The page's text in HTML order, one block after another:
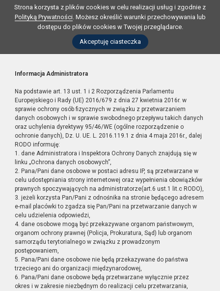
Strona korzysta z plików cookies w celu realizacji usług i zgodnie z
Polityką Prywatności. Możesz określić warunki przechowywania lub
dostępu do plików cookies w Twojej przeglądarce.
Akceptuję ciasteczka
Informacja Administratora
Na podstawie art. 13 ust. 1 i 2 Rozporządzenia Parlamentu
Europejskiego i Rady (UE) 2016/679 z dnia 27 kwietnia 2016r. w
sprawie ochrony osób fizycznych w związku z przetwarzaniem
danych osobowych i w sprawie swobodnego przepływu takich danych
oraz uchylenia dyrektywy 95/46/WE (ogólne rozporządzenie o
ochronie danych), Dz. U. UE. L. 2016.119.1 z dnia 4 maja 2016r., dalej
RODO informuję:
1. dane Administratora i Inspektora Ochrony Danych znajdują się w
linku „Ochrona danych osobowych”,
2. Pana/Pani dane osobowe w postaci adresu IP, są przetwarzane w
celu udostępniania strony internetowej oraz wypełnienia obowiązków
prawnych spoczywających na administratorze(art.6 ust.1 lit.c RODO),
3. jeżeli korzysta Pan/Pani z odnośnika na stronie będącego adresem
e-mail placówki to zgadza się Pan/Pani na przetwarzanie danych w
celu udzielenia odpowiedzi,
4. dane osobowe mogą być przekazywane organom państwowym,
organom ochrony prawnej (Policja, Prokuratura, Sąd) lub organom
samorządu terytorialnego w związku z prowadzonym
postępowaniem,
5. Pana/Pani dane osobowe nie będą przekazywane do państwa
trzeciego ani do organizacji międzynarodowej,
6. Pana/Pani dane osobowe będą przetwarzane wyłącznie przez
okres i w zakresie niezbędnym do realizacji celu przetwarzania,